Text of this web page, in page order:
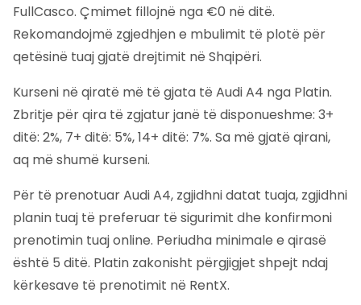
FullCasco. Çmimet fillojnë nga €0 në ditë.
Rekomandojmë zgjedhjen e mbulimit të plotë për
qetësinë tuaj gjatë drejtimit në Shqipëri.
Kurseni në qiratë më të gjata të Audi A4 nga Platin.
Zbritje për qira të zgjatur janë të disponueshme: 3+
ditë: 2%, 7+ ditë: 5%, 14+ ditë: 7%. Sa më gjatë qirani,
aq më shumë kurseni.
Për të prenotuar Audi A4, zgjidhni datat tuaja, zgjidhni
planin tuaj të preferuar të sigurimit dhe konfirmoni
prenotimin tuaj online. Periudha minimale e qirasë
është 5 ditë. Platin zakonisht përgjigjet shpejt ndaj
kërkesave të prenotimit në RentX.